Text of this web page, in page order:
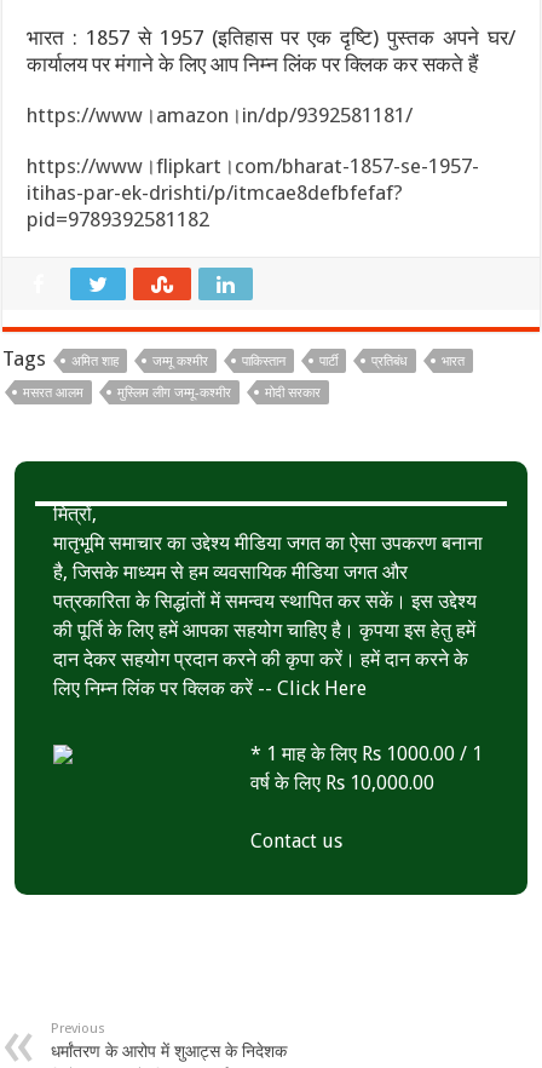
भारत : 1857 से 1957 (इतिहास पर एक दृष्टि) पुस्तक अपने घर/
कार्यालय पर मंगाने के लिए आप निम्न लिंक पर क्लिक कर सकते हैं
https://www।amazon।in/dp/9392581181/
https://www।flipkart।com/bharat-1857-se-1957-
itihas-par-ek-drishti/p/itmcae8defbfefaf?
pid=9789392581182
Tags अमित शाह जम्मू कश्मीर पाकिस्तान पार्टी प्रतिबंध
भारत
मसरत आलम
मुस्लिम लीग जम्मू-कश्मीर मोदी सरकार
मित्रों,
मातृभूमि समाचार का उद्देश्य मीडिया जगत का ऐसा उपकरण बनाना
है, जिसके माध्यम से हम व्यवसायिक मीडिया जगत और
पत्रकारिता के सिद्धांतों में समन्वय स्थापित कर सकें। इस उद्देश्य
की पूर्ति के लिए हमें आपका सहयोग चाहिए है। कृपया इस हेतु हमें
दान देकर सहयोग प्रदान करने की कृपा करें। हमें दान करने के
लिए निम्न लिंक पर क्लिक करें --Click Here
* 1 माह के लिए Rs 1000.00 / 1
वर्ष के लिए Rs 10,000.00
Contact us
Previous
धर्मांतरण के आरोप में शुआट्स के निदेशक